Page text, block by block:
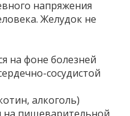
напряжения
Желудок не
на фоне болезней
сосудистой
алкоголь)